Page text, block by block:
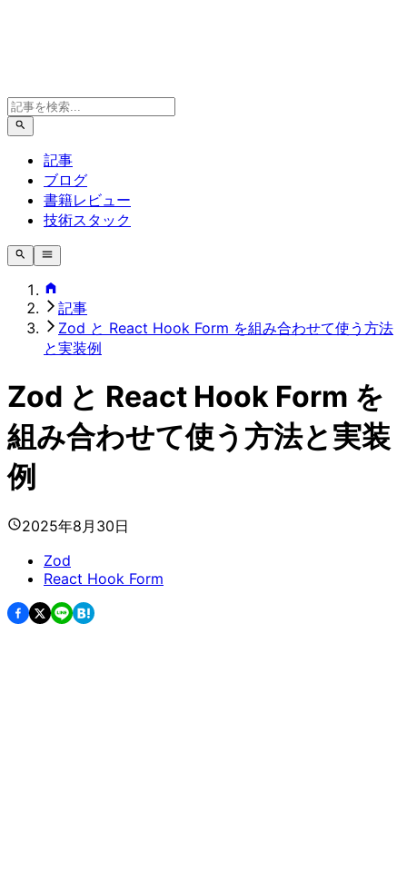
記事
ブログ
書籍レビュー
技術スタック
記事
Zod と React Hook Form を組み合わせて使う方法
と実装例
Zod と React Hook Form を
組み合わせて使う方法と実装
例
2025年8月30日
Zod
React Hook Form